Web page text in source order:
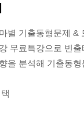
별 기출동형문제 &
무료특강으로 빈
을 분석해 기출동